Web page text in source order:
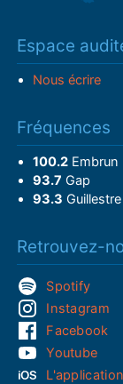
Espace
Nous écrire
Fréquences
100.2Embrun
93.7 Gap
93.3 Guillestre
Retrouvez-
Spotify
Instagram
Facebook
Youtube